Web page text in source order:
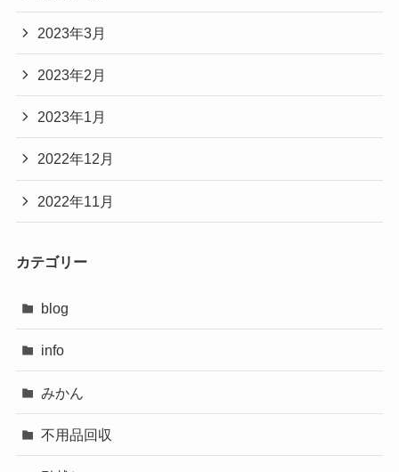
2023年3月
2023年2月
2023年1月
2022年12月
2022年11月
カテゴリー
blog
info
みかん
不用品回収